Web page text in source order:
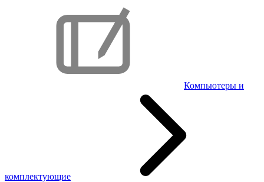
Компьютеры и
комплектующие